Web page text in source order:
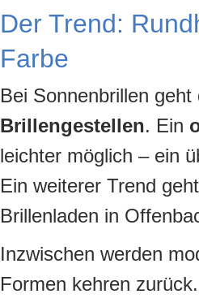
Der Trend:
Farbe
Bei Sonnenbrillen
Brillengestellen. Ein
leichter möglich – ein
Ein weiterer Trend
Brillenladen in
Inzwischen werden
Formen kehren zurück.